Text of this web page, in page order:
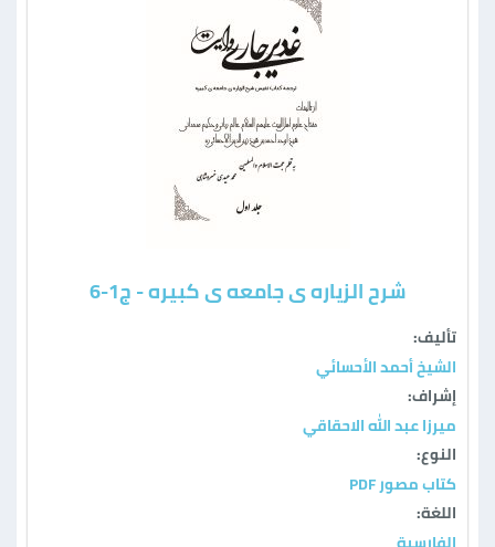
شرح الزیاره ی جامعه ی کبیره - ج1-6
تأليف:
الشيخ أحمد الأحسائي
إشراف:
ميرزا عبد الله الاحقاقي
النوع:
كتاب مصور PDF
اللغة: